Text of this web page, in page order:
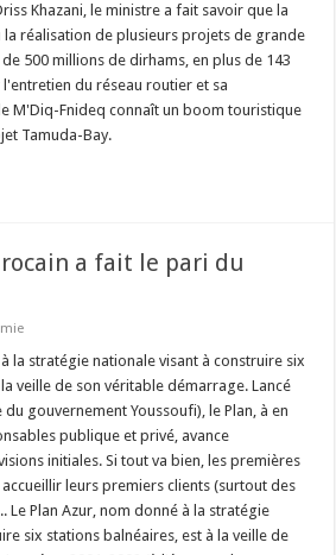
Khazani, le ministre a fait savoir que la
la réalisation de plusieurs projets de grande
500 millions de dirhams, en plus de 143
du réseau routier et sa
M'Diq-Fnideq connaît un boom touristique
Tamuda-Bay.
a fait le pari du
la stratégie nationale visant à construire six
veille de son véritable démarrage. Lancé
du gouvernement Youssoufi), le Plan, à en
publique et privé, avance
initiales. Si tout va bien, les premières
leurs premiers clients (surtout des
Le Plan Azur, nom donné à la stratégie
six stations balnéaires, est à la veille de